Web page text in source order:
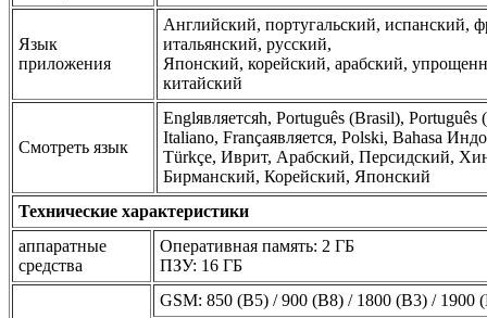
Язык
приложения
Английский, португальский, испанский,
итальянский, русский,
Японский, корейский, арабский,
китайский
Смотреть язык
Englявляетсяh, Português (Brasil), Português
Italiano, Françaявляется, Polski, Bahasa
Türkçe, Иврит, Арабский, Персидский,
Бирманский, Корейский, Японский
Технические характеристики
аппаратные
средства
Оперативная память: 2 ГБ
ПЗУ: 16 ГБ
GSM: 850 (B5) / 900 (B8) / 1800 (B3) / 1900